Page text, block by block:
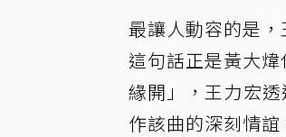
最讓人動容的是
這句話正是黃大
緣開」，王力宏
作該曲的深刻情誼